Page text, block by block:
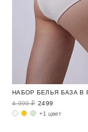
НАБОР БЕЛЬЯ БАЗА В
4 999 ₽ 2499
+1 цвет